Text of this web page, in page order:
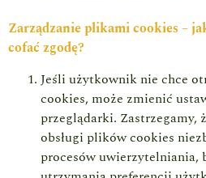
Zarządzanie plikami cookies –
cofać zgodę?
Jeśli użytkownik nie chce
cookies, może zmienić
przeglądarki. Zastrzegamy,
obsługi plików cookies
procesów uwierzytelniania,